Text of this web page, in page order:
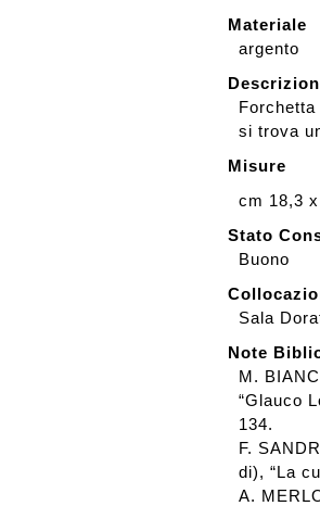
Materiale
argento
si trova
Misure
cm 18,3
Stato
Buono
Sala
Note
M.
“Glauco
134.
F.
di), “La
A.